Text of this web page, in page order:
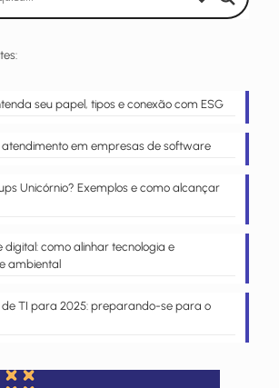
seu papel, tipos e conexão com ESG
em empresas de software
Unicórnio? Exemplos e como alcançar
digital: como alinhar tecnologia e
ambiental
de TI para 2025: preparando-se para o